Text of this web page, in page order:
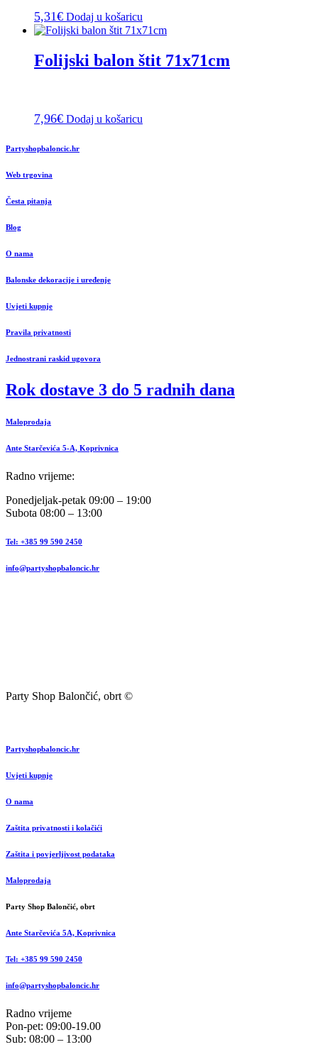
5,31€ Dodaj u košaricu
Folijski balon štit 71x71cm
7,96€ Dodaj u košaricu
Partyshopbaloncic.hr
Web trgovina
Česta pitanja
Blog
O nama
Balonske dekoracije i uređenje
Uvjeti kupnje
Pravila privatnosti
Jednostrani raskid ugovora
Rok dostave 3 do 5 radnih dana
Maloprodaja
Ante Starčevića 5-A, Koprivnica
Radno vrijeme:
Ponedjeljak-petak 09:00 – 19:00
Subota 08:00 – 13:00
Tel: +385 99 590 2450
info@partyshopbaloncic.hr
Party Shop Balončić, obrt ©
Partyshopbaloncic.hr
Uvjeti kupnje
O nama
Zaštita privatnosti i kolačići
Zaštita i povjerljivost podataka
Maloprodaja
Party Shop Balončić, obrt
Ante Starčevića 5A, Koprivnica
Tel: +385 99 590 2450
info@partyshopbaloncic.hr
Radno vrijeme
Pon-pet: 09:00-19.00
Sub: 08:00 – 13:00